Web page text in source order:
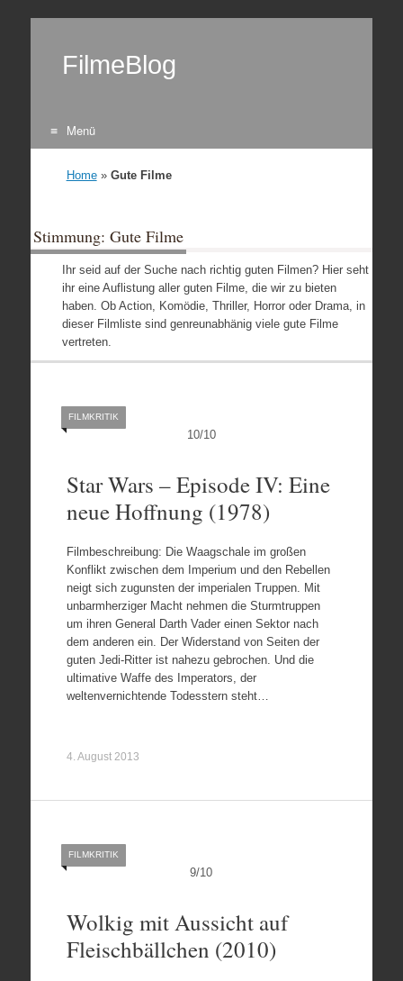
FilmeBlog
Menü
Home» Gute Filme
Stimmung: Gute Filme
Ihr seid auf der Suche nach richtig guten Filmen? Hier seht
ihr eine Auflistung aller guten Filme, die wir zu bieten
haben. Ob Action, Komödie, Thriller, Horror oder Drama, in
dieser Filmliste sind genreunabhänig viele gute Filme
vertreten.
10/10
FILMKRITIK
Star Wars – Episode IV: Eine
neue Hoffnung (1978)
Filmbeschreibung: Die Waagschale im großen
Konflikt zwischen dem Imperium und den Rebellen
neigt sich zugunsten der imperialen Truppen. Mit
unbarmherziger Macht nehmen die Sturmtruppen
um ihren General Darth Vader einen Sektor nach
dem anderen ein. Der Widerstand von Seiten der
guten Jedi-Ritter ist nahezu gebrochen. Und die
ultimative Waffe des Imperators, der
weltenvernichtende Todesstern steht…
4. August 2013
9/10
FILMKRITIK
Wolkig mit Aussicht auf
Fleischbällchen (2010)